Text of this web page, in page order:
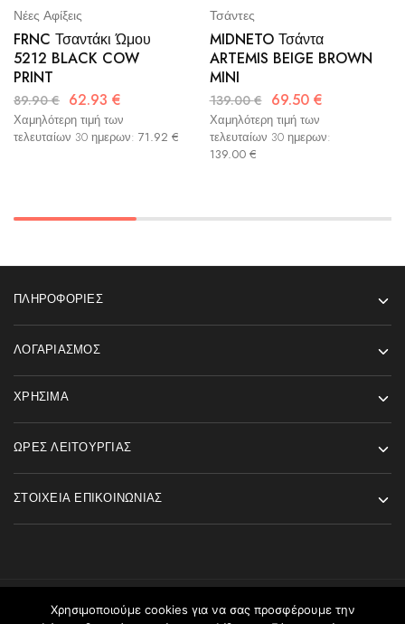
Νέες Αφίξεις
FRNC Τσαντάκι Ώμου
5212 BLACK COW
PRINT
89.90€ 62.93 €
Χαμηλότερη τιμή των
τελευταίων 30 ημερων: 71.92 €
Τσάντες
MIDNETO Τσάντα
ARTEMIS BEIGE BROWN
MINI
139.00€ 69.50 €
Χαμηλότερη τιμή των
τελευταίων 30 ημερων:
139.00 €
ΠΛΗΡΟΦΟΡΊΕΣ
ΛΟΓΑΡΙΑΣΜΌΣ
ΧΡΉΣΙΜΑ
ΏΡΕΣ ΛΕΙΤΟΥΡΓΊΑΣ
ΣΤΟΙΧΕΊΑ ΕΠΙΚΟΙΝΩΝΊΑΣ
©2026 Angels Fashion All rights reserved
Χρησιμοποιούμε cookies για να σας προσφέρουμε την